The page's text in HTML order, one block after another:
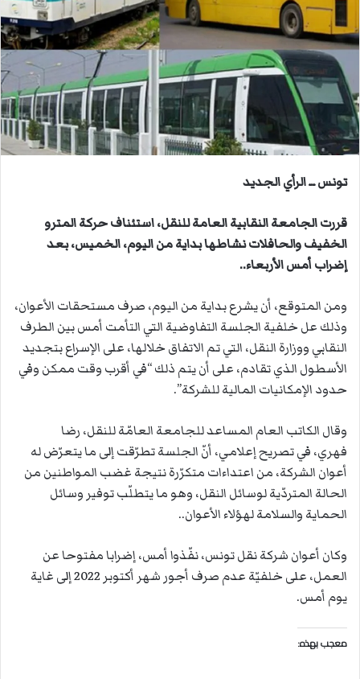
ي
د
ا
ل
ت
ر
تونس ــ الرأي الجديد
قررت الجامعة النقابية العامة للنقل، استئناف حركة المترو
الخفيف والحافلات نشاطها بداية من اليوم، الخميس، بعد
إضراب أمس الأربعاء..
ومن المتوقع، أن يشرع بداية من اليوم، صرف مستحقات الأعوان،
وذلك عل خلفية الجلسة التفاوضية التي التأمت أمس بين الطرف
النقابي ووزارة النقل، التي تم الاتفاق خلالها، على الإسراع بتجديد
الأسطول الذي تقادم، على أن يتم ذلك “في أقرب وقت ممكن وفي
حدود الإمكانيات المالية للشركة”.
وقال الكاتب العام المساعد للجامعة العامّة للنقل، رضا
فهري، في تصريح إعلامي، أنّ الجلسة تطرّقت إلى ما يتعرّض له
أعوان الشركة، من اعتداءات متكرّرة نتيجة غضب المواطنين من
الحالة المتردّية لوسائل النقل، وهو ما يتطلّب توفير وسائل
الحماية والسلامة لهؤلاء الأعوان..
وكان أعوان شركة نقل تونس، نفّذوا أمس، إضرابا مفتوحا عن
العمل، على خلفيّة عدم صرف أجور شهر أكتوبر 2022 إلى غاية
يوم أمس.
معجب بهذه: